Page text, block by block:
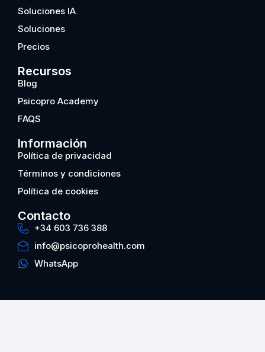
Soluciones IA
Soluciones
Precios
Recursos
Blog
Psicopro Academy
FAQS
Información
Política de privacidad
Términos y condiciones
Política de cookies
Contacto
+34 603 736 388
info@psicoprohealth.com
WhatsApp